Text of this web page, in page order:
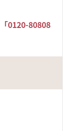
0120-80808